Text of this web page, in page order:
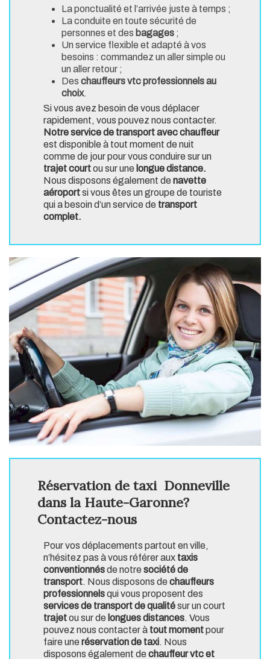
La ponctualité et l’arrivée juste à temps ;
La conduite en toute sécurité de
personnes et des bagages ;
Un service flexible et adapté à vos
besoins : commandez un aller simple ou
un aller retour ;
Des chauffeurs vtc professionnels au
choix.
Si vous avez besoin de vous déplacer
rapidement, vous pouvez nous contacter.
Notre service de transport avec chauffeur
est disponible à tout moment de nuit
comme de jour pour vous conduire sur un
trajet courtou sur une longue distance.
Nous disposons également de navette
aéroportsi vous êtes un groupe de touriste
qui a besoin d’un service de transport
complet.
Réservation de taxi Donneville
dans la Haute-Garonne?
Contactez-nous
Pour vos déplacements partout en ville,
n’hésitez pas à vous référer aux taxis
conventionnésde notre société de
transport. Nous disposons de chauffeurs
professionnelsqui vous proposent des
services de transport de qualitésur un court
trajetou sur de longues distances. Vous
pouvez nous contacter à tout momentpour
faire une réservation de taxi. Nous
disposons également de chauffeur vtc et